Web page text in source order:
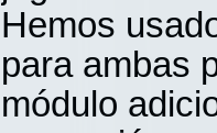
Hemos
para ambas
módulo